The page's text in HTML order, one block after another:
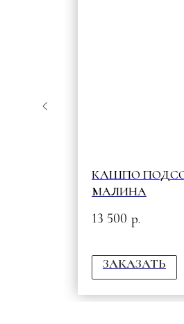
КАШПО
МАЛИНА
13 500 р.
ЗАКАЗАТЬ